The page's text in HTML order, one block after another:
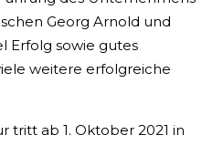
Georg Arnold und
Erfolg sowie gutes
weitere erfolgreiche
tritt ab 1. Oktober 2021 in